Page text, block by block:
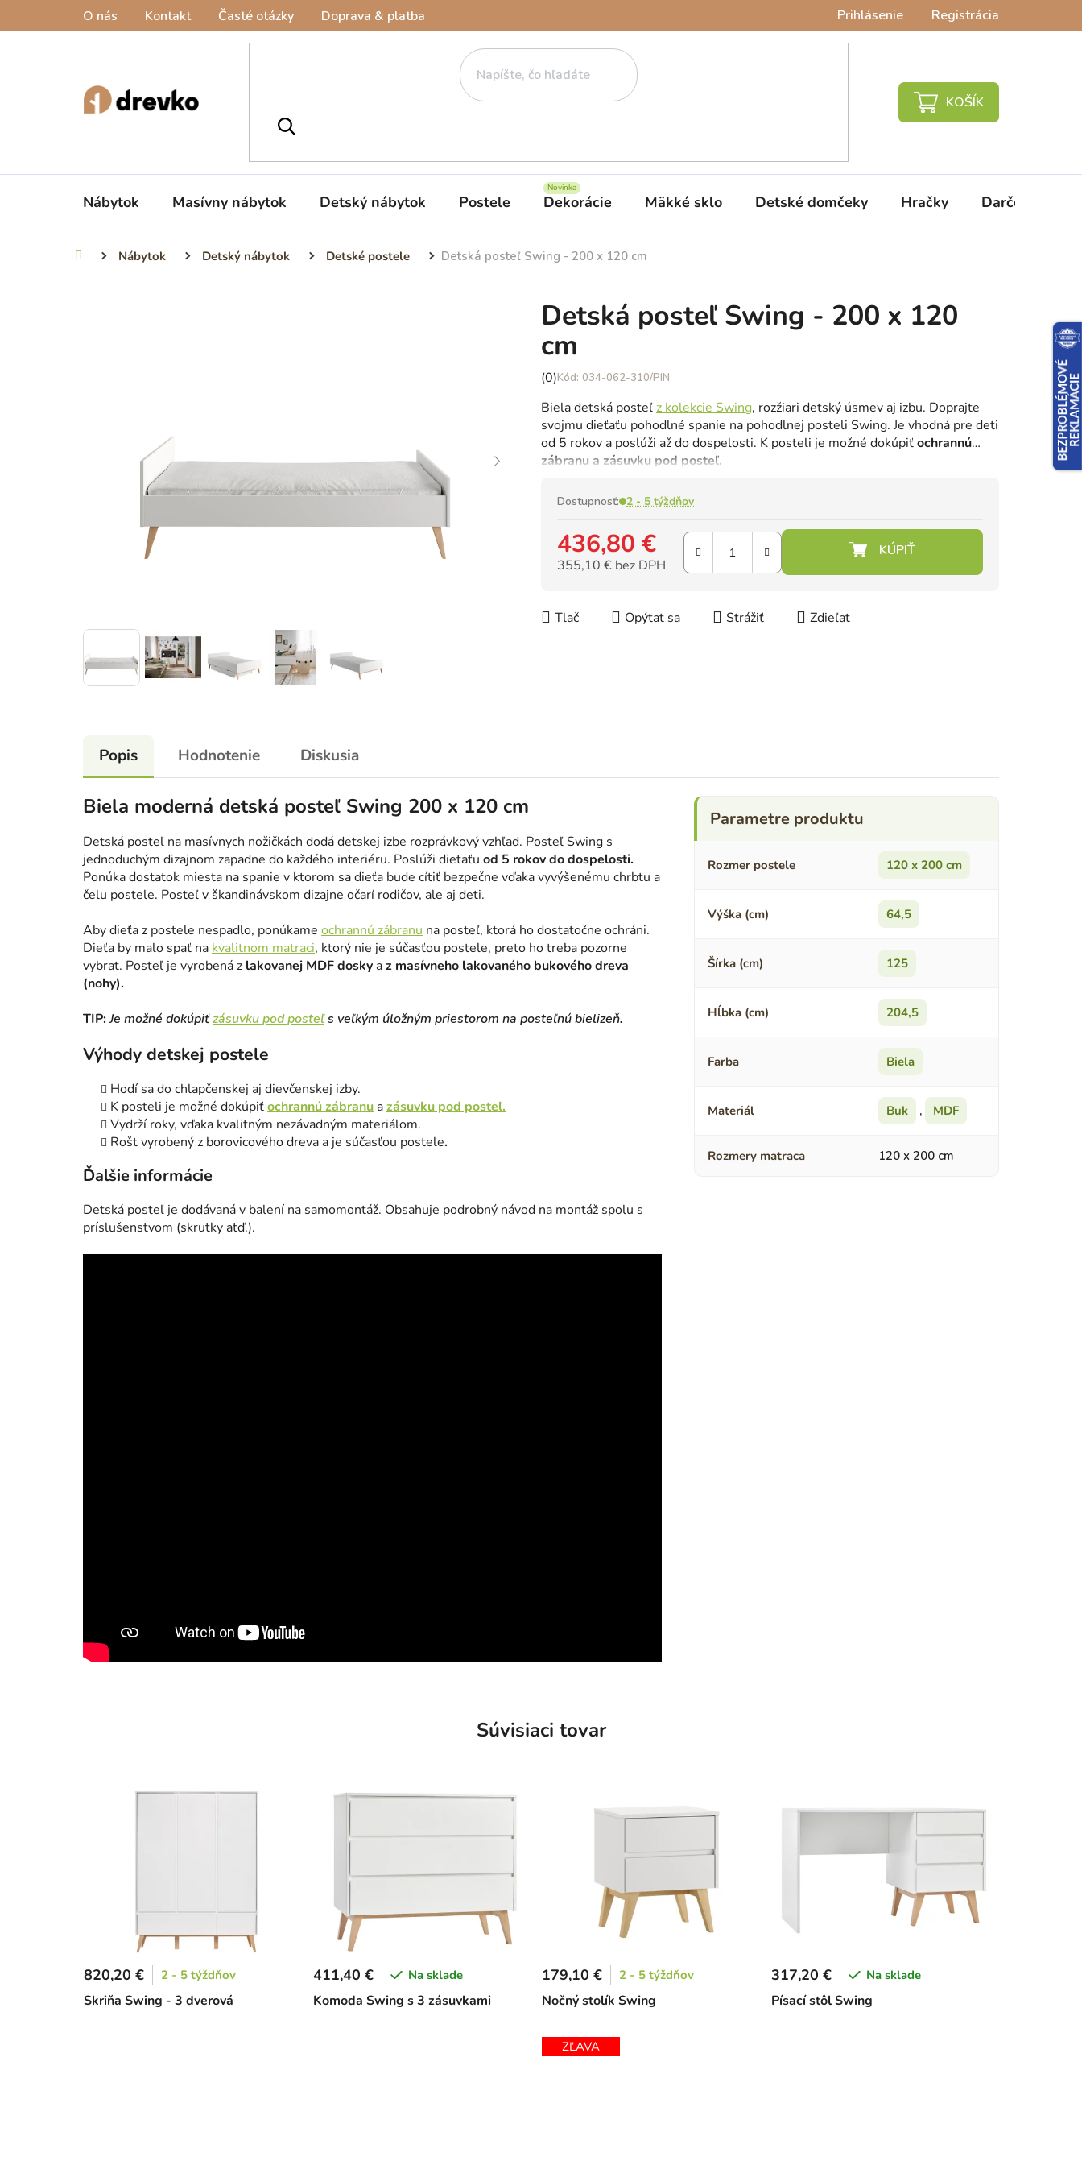
O nás Kontakt Časté otázky Doprava & platba Prihlásenie Registrácia
NÁKUPNÝ
Nábytok Masívny nábytok Detský nábytok Postele Dekorácie Mäkké sklo Detské domčeky Hračky Darčeky
Domov Nábytok Detský nábytok Detské postele Detská posteľ Swing - 200 x 120 cm
Detská posteľ Swing - 200 x 120
cm
Priemerné
produktu
je
0,0
z
hviezdičiek.
(0) 034-062-310/PIN
Biela detská posteľ z kolekcie Swing, rozžiari detský úsmev aj izbu. Doprajte
svojmu dieťaťu pohodlné spanie na pohodlnej posteli Swing. Je vhodná pre deti
od 5 rokov a poslúži až do dospelosti. K posteli je možné dokúpiťochrannú
zábranu a zásuvku pod posteľ.
Dostupnosť: 2 - 5 týždňov
436,80 €
355,10 € bez DPH
Tlač
Opýtať sa Strážiť Zdieľať
Popis Hodnotenie Diskusia
Biela moderná detská posteľ Swing 200 x 120 cm
Detská posteľ na masívnych nožičkách dodá detskej izbe rozprávkový vzhľad. Posteľ Swing s
jednoduchým dizajnom zapadne do každého interiéru. Poslúži dieťaťu od 5 rokov do dospelosti.
Ponúka dostatok miesta na spanie v ktorom sa dieťa bude cítiť bezpečne vďaka vyvýšenému chrbtu a
čelu postele. Posteľ v škandinávskom dizajne očarí rodičov, ale aj deti.
Aby dieťa z postele nespadlo, ponúkame ochrannú zábranu na posteľ, ktorá ho dostatočne ochráni.
Dieťa by malo spať na kvalitnom matraci, ktorý nie je súčasťou postele, preto ho treba pozorne
vybrať. Posteľ je vyrobená z lakovanej MDF dosky az masívneho lakovaného bukového dreva
(nohy).
TIP:Je možné dokúpiťzásuvku pod posteľs veľkým úložným priestorom na posteľnú bielizeň.
Výhody detskej postele
Hodí sa do chlapčenskej aj dievčenskej izby.
K posteli je možné dokúpiťochrannú zábranu azásuvku pod posteľ.
Vydrží roky, vďaka kvalitným nezávadným materiálom.
Rošt vyrobený z borovicového dreva a je súčasťou postele.
Ďalšie informácie
Detská posteľ je dodávaná v balení na samomontáž. Obsahuje podrobný návod na montáž spolu s
príslušenstvom (skrutky atď.).
Rozmer postele 120 x 200 cm
Výška (cm) 64,5
Šírka (cm) 125
Hĺbka (cm) 204,5
Farba Biela
Materiál Buk , MDF
Rozmery matraca 120 x 200 cm
Súvisiaci tovar
Skriňa Swing - 3 dverová
820,20 € 2 - 5 týždňov
Komoda Swing s 3 zásuvkami
411,40 € Na sklade
Nočný stolík Swing
179,10 € 2 - 5 týždňov
Písací stôl Swing
317,20 € Na sklade
ZĽAVA